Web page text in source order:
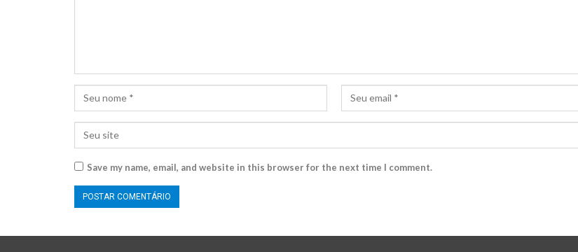
Save my name, email, and website in this browser for the next time I comment.